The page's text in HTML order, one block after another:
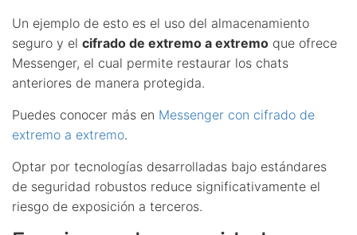
Un ejemplo de esto es el uso del almacenamiento
seguro y el cifrado de extremo a extremo que ofrece
Messenger, el cual permite restaurar los chats
anteriores de manera protegida.
Puedes conocer más en Messenger con cifrado de
extremo a extremo.
Optar por tecnologías desarrolladas bajo estándares
de seguridad robustos reduce significativamente el
riesgo de exposición a terceros.